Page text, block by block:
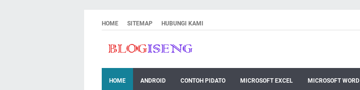
HOME SITEMAP HUBUNGI KAMI
HOME ANDROID CONTOH PIDATO MICROSOFT EXCEL MICROSOFT WORD